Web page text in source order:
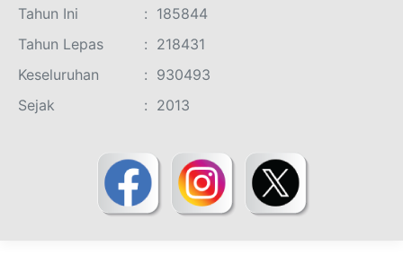
Tahun Ini
: 185844
Tahun Lepas
: 218431
Keseluruhan
: 930493
Sejak
: 2013